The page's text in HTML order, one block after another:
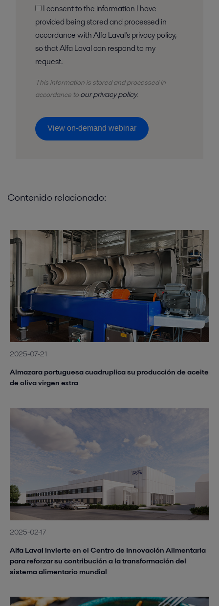
provided being stored and processed in
accordance with Alfa Laval's privacy policy,
so that Alfa Laval can respond to my
request.
This information is stored andprocessedin
accordance to our privacy policy.
View on-demand webinar
Contenido relacionado:
2025-07-21
Almazara portuguesa cuadruplica su producción de aceite
de oliva virgen extra
2025-02-17
Alfa Laval invierte en el Centro de Innovación Alimentaria
para reforzar su contribución a la transformación del
sistema alimentario mundial